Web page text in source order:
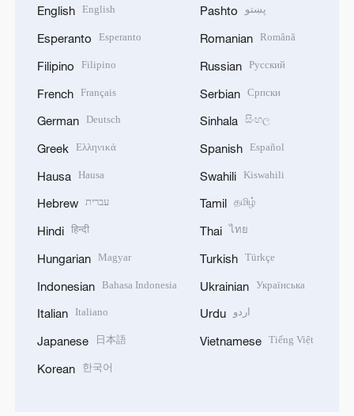
English English
Esperanto Esperanto
Filipino Filipino
French Français
German Deutsch
Greek Ελληνικά
Hausa Hausa
Hebrew עברית
Hindi हिन्दी
Hungarian Magyar
Indonesian Bahasa Indonesia
Italian Italiano
Japanese 日本語
Korean 한국어
Pashto پښتو
Romanian Română
Russian Русский
Serbian Српски
Sinhala සිංහල
Spanish Español
Swahili Kiswahili
Tamil தமிழ்
Thai ไทย
Turkish Türkçe
Ukrainian Українська
Urdu اردو
Vietnamese Tiếng Việt